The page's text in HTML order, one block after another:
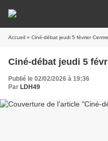
Accueil » Ciné-débat jeudi 5 février
Ciné-débat jeudi 5
Publié le 02/02/2026 à 19:36
Par LDH49